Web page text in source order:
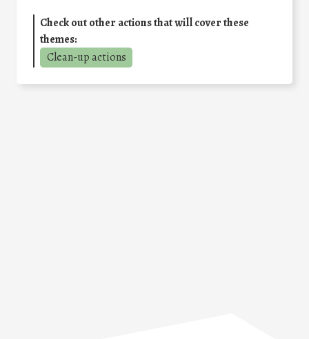
Check out other actions that will cover these
themes:
Clean-up actions